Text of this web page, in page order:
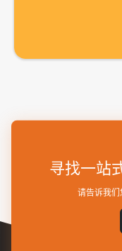
寻找一站
请告诉我们